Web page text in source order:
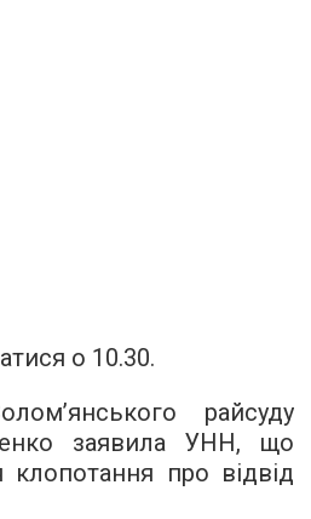
о 10.30.
райсуду
заявила УНН, що
клопотання про відвід